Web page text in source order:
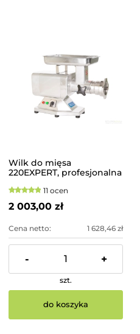
Wilk do mięsa
220EXPERT, profesjonalna
mięsa
11 ocen
2 003,00 zł
Cena netto: 1 628,46 zł
- +
szt.
do koszyka